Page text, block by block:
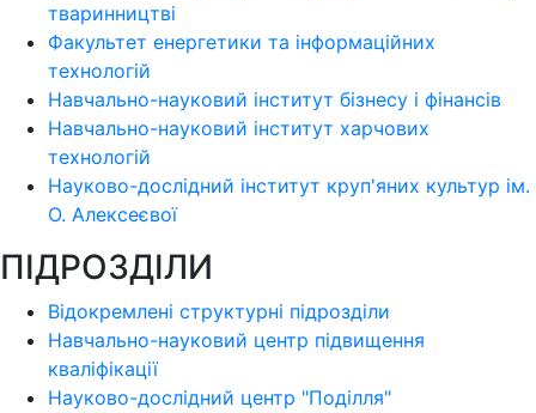
тваринництві
Факультет енергетики та інформаційних
технологій
Навчально-науковий інститут бізнесу і фінансів
Навчально-науковий інститут харчових
технологій
Науково-дослідний інститут круп'яних культур ім.
О. Алексеєвої
ПІДРОЗДІЛИ
Відокремлені структурні підрозділи
Навчально-науковий центр підвищення
кваліфікації
Науково-дослідний центр "Поділля"